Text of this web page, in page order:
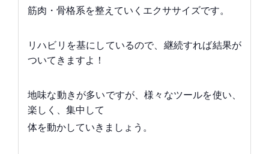
筋肉・骨格系を整えていくエクササイズです。
リハビリを基にしているので、継続すれば結果が
ついてきますよ！
地味な動きが多いですが、様々なツールを使い、
楽しく、集中して
体を動かしていきましょう。